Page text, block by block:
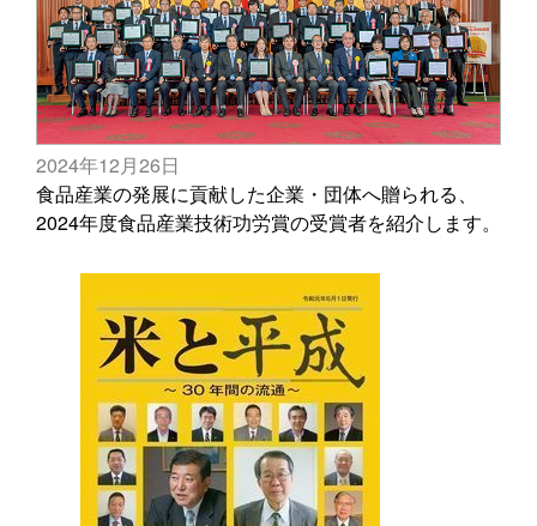
2024年12月26日
食品産業の発展に貢献した企業・団体へ贈られる、
2024年度食品産業技術功労賞の受賞者を紹介します。